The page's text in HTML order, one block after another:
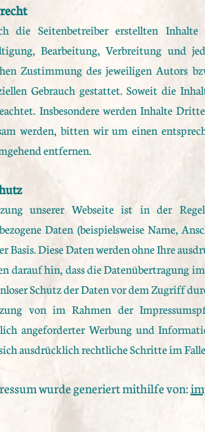
die Seitenbetreiber erstellten
Bearbeitung, Verbreitung und
Zustimmung des jeweiligen Autors
Gebrauch gestattet. Soweit die
Insbesondere werden Inhalte
werden, bitten wir um einen
entfernen.
unserer Webseite ist in der Regel
Daten (beispielsweise Name,
Basis. Diese Daten werden ohne Ihre
darauf hin, dass die Datenübertragung
Schutz der Daten vor dem Zugriff
von im Rahmen der
angeforderter Werbung und
ausdrücklich rechtliche Schritte im
wurde generiert mithilfe von: